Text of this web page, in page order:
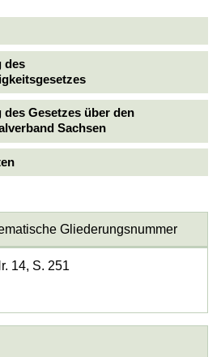
des
Gesetzes über den
Sachsen
Gliederungsnummer
14, S. 251